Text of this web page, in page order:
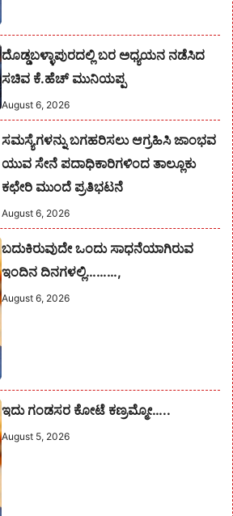
ದೊಡ್ಡಬಳ್ಳಾಪುರದಲ್ಲಿ ಬರ ಅಧ್ಯಯನ ನಡೆಸಿದ
ಸಚಿವ ಕೆ.ಹೆಚ್ ಮುನಿಯಪ್ಪ
August 6, 2026
ಸಮಸ್ಯೆಗಳನ್ನು ಬಗಹರಿಸಲು ಆಗ್ರಹಿಸಿ ಜಾಂಭವ
ಯುವ ಸೇನೆ ಪದಾಧಿಕಾರಿಗಳಿಂದ ತಾಲ್ಲೂಕು
ಕಛೇರಿ ಮುಂದೆ ಪ್ರತಿಭಟನೆ
August 6, 2026
ಬದುಕಿರುವುದೇ ಒಂದು ಸಾಧನೆಯಾಗಿರುವ
ಇಂದಿನ ದಿನಗಳಲ್ಲಿ………,
August 6, 2026
ಇದು ಗಂಡಸರ ಕೋಟೆ ಕಣ್ರಮ್ಮೋ…..
August 5, 2026